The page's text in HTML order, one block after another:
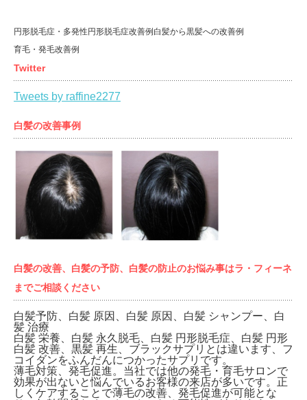
円形脱毛症・多発性円形脱毛症改善例白髪から黒髪への改善例
育毛・発毛改善例
Twitter
Tweets by raffine2277
白髪の改善事例
白髪の改善、白髪の予防、白髪の防止のお悩み事はラ・フィーネ
までご相談ください
白髪予防、白髪 原因、白髪 原因、白髪 シャンプー、白
髪 治療
白髪 栄養、白髪 永久脱毛、白髪 円形脱毛症、白髪 円形
白髪 改善、黒髪 再生、ブラックサプリとは違います、フ
コイダンをふんだんにつかったサプリです。
薄毛対策、発毛促進。当社では他の発毛・育毛サロンで
効果が出ないと悩んでいるお客様の来店が多いです。正
しくケアすることで薄毛の改善、発毛促進が可能とな